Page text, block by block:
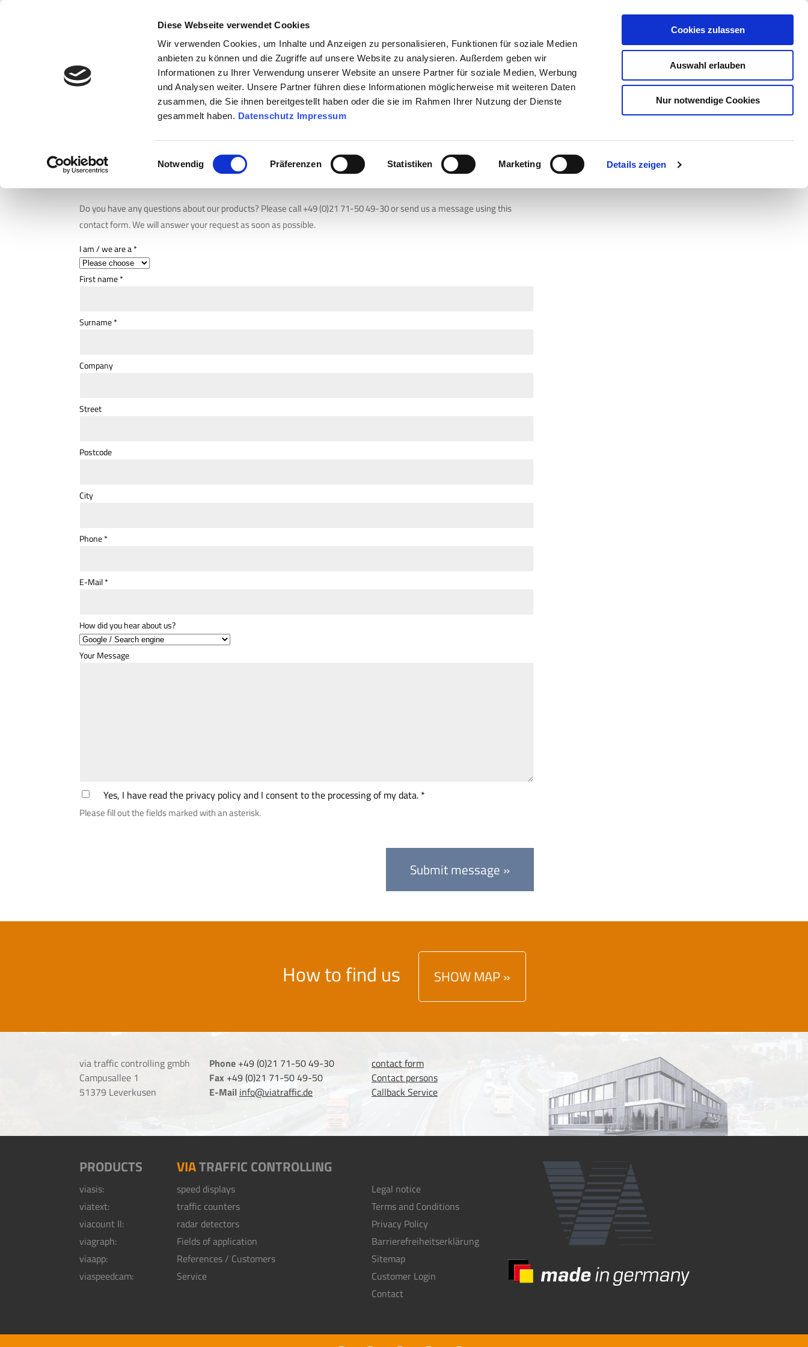
Diese Webseite verwendet Cookies
Wir verwenden Cookies, um Inhalte und Anzeigen zu personalisieren, Funktionen für soziale Medien
anbieten zu können und die Zugriffe auf unsere Website zu analysieren. Außerdem geben wir
Informationen zu Ihrer Verwendung unserer Website an unsere Partner für soziale Medien, Werbung
und Analysen weiter. Unsere Partner führen diese Informationen möglicherweise mit weiteren Daten
zusammen, die Sie ihnen bereitgestellt haben oder die sie im Rahmen Ihrer Nutzung der Dienste
gesammelt haben. Datenschutz Impressum
Einwilligungsauswahl
Notwendig Präferenzen Statistiken Marketing Details zeigen
Cookies zulassen
Auswahl erlauben
Nur notwendige Cookies
de
contacto
COMPANY PRODUCTS CONTACT
Contact form
Do you have any questions about our products? Please call +49 (0)21 71-50 49-30 or send us a message using this
contact form. We will answer your request as soon as possible.
I am / we are a*
First name*
Surname*
Company
Street
Postcode
City
Phone*
E-Mail*
How did you hear about us?
Your Message
Yes, I have read the privacy policy and I consent to the processing of my data. *
Please fill out the fields marked with an asterisk.
Submit message »
How to find us SHOW MAP »
via traffic controlling gmbh
Campusallee 1
51379 Leverkusen
Phone +49 (0)21 71-50 49-30
Fax +49 (0)21 71-50 49-50
E-Mail info@viatraffic.de
contact form
Contact persons
Callback Service
PRODUCTS
viasis:
viatext:
viacount II:
viagraph:
viaapp:
viaspeedcam:
VIATRAFFIC CONTROLLING
speed displays
traffic counters
radar detectors
Fields of application
References / Customers
Service
Legal notice
Terms and Conditions
Privacy Policy
Barrierefreiheitserklärung
Sitemap
Customer Login
Contact